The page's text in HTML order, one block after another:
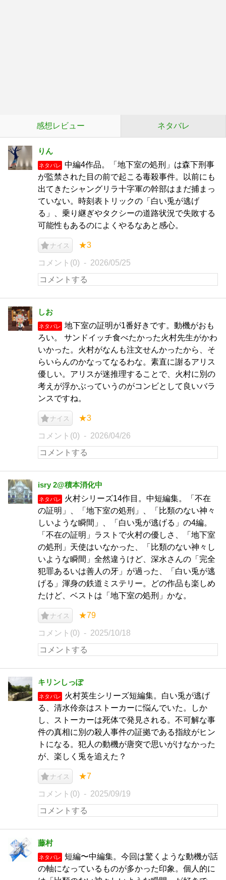
感想レビュー ネタバレ
りん
ネタバレ
中編4作品。「地下室の処刑」は森下刑事
が監禁された目の前で起こる毒殺事件。以前にも
出てきたシャングリラ十字軍の幹部はまだ捕まっ
ていない。時刻表トリックの「白い兎が逃げ
る」、乗り継ぎやタクシーの道路状況で失敗する
可能性もあるのによくやるなあと感心。
ナイス ★3
コメント(0) 2026/05/25
しお
ネタバレ
地下室の証明が1番好きです。動機がおも
ろい。 サンドイッチ食べたかった火村先生がかわ
いかった。火村がなんも注文せんかったから、そ
らいらんのかなってなるわな。素直に謝るアリス
優しい。アリスが迷推理することで、火村に別の
考えが浮かぶっていうのがコンビとして良いバラ
ンスですね。
ナイス ★3
コメント(0) 2026/04/26
isry 2@積本消化中
ネタバレ
火村シリーズ14作目。中短編集。「不在
の証明」、「地下室の処刑」、「比類のない神々
しいような瞬間」、「白い兎が逃げる」の4編。
「不在の証明」ラストで火村の優しさ、「地下室
の処刑」天使はいなかった、「比類のない神々し
いような瞬間」全然違うけど、深水さんの「完全
犯罪あるいは善人の牙」が過った、「白い兎が逃
げる」渾身の鉄道ミステリー。どの作品も楽しめ
たけど、ベストは「地下室の処刑」かな。
ナイス ★79
コメント(0) 2025/10/18
キリンしっぽ
ネタバレ
火村英生シリーズ短編集。白い兎が逃げ
る、清水伶奈はストーカーに悩んでいた。しか
し、ストーカーは死体で発見される。不可解な事
件の真相に別の殺人事件の証拠である指紋がヒン
トになる。犯人の動機が唐突で思いがけなかった
が、楽しく兎を追えた？
ナイス ★7
コメント(0) 2025/09/19
藤村
ネタバレ
短編〜中編集。今回は驚くような動機が話
の軸になっているものが多かった印象。個人的に